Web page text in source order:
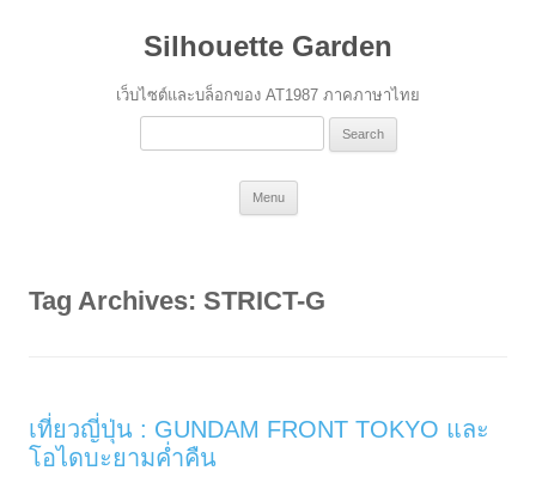
Silhouette Garden
เว็บไซต์และบล็อกของ AT1987 ภาคภาษาไทย
Search
Menu
Tag Archives: STRICT-G
เที่ยวญี่ปุ่น : GUNDAM FRONT TOKYO และ
โอไดบะยามค่ำคืน